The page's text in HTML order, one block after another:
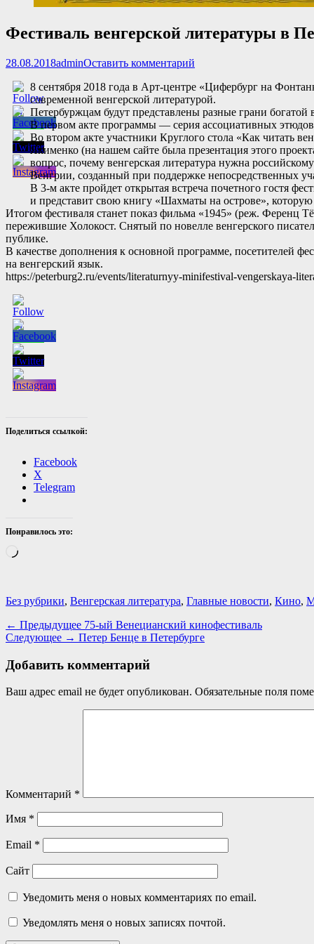
Фестиваль венгерской литературы в
Опубликовано
28.08.2018Автор
adminОставить комментарий
8 сентября 2018 года в Арт-центре «Цифербург на
современной венгерской литературой.
Петербуржцам будут представлены разные грани
В первом акте программы — серия ассоциативных
Во втором акте участники Круглого стола «Как читать
Якименко (на нашем сайте была презентация этого
вопрос, почему венгерская литература нужна
Венгрии, созданный при поддержке непосредственных
В 3-м акте пройдет открытая встреча почетного гостя
и представит свою книгу «Шахматы на острове»,
Итогом фестиваля станет показ фильма «1945» (реж. Ференц
пережившие Холокост. Снятый по новелле венгерского
публике.
В качестве дополнения к основной программе, посетителей
на венгерский язык.
https://peterburg2.ru/events/literaturnyy-minifestival-vengerskaya-
Поделиться ссылкой:
Facebook
X
Telegram
Понравилось это:
Загрузка…
Категории
Без рубрики, Венгерская литература, Главные новости, Кино,
Навигация
по
записям
← Предыдущее Предыдущая
запись:
75-ый Венецианский кинофестиваль
Следующее → Следующая
Петер Бенце в Петербурге
Добавить комментарий
Ваш адрес email не будет опубликован. Обязательные поля
Комментарий *
Имя *
Email *
Сайт
Уведомить меня о новых комментариях по email.
Уведомлять меня о новых записях почтой.